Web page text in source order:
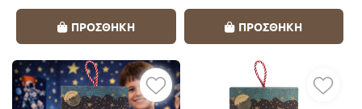
ΠΡΟΣΘΗΚΗ ΠΡΟΣΘΗΚΗ